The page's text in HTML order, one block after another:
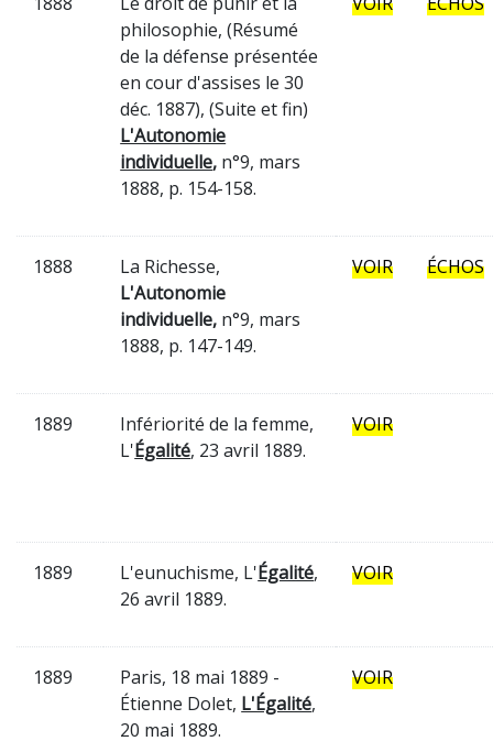
philosophie, (Résumé
de la défense présentée
en cour d'assises le 30
déc. 1887), (Suite et fin)
L'Autonomie
individuelle, n°9, mars
1888, p. 154-158.
1888
La Richesse,
L'Autonomie
individuelle, n°9, mars
1888, p. 147-149.
VOIR ÉCHOS
1889
Infériorité de la femme,
L'Égalité, 23 avril 1889.
VOIR
1889 L'eunuchisme, L'Égalité,
26 avril 1889.
VOIR
1889
Paris, 18 mai 1889 -
Étienne Dolet, L'Égalité,
20 mai 1889.
VOIR